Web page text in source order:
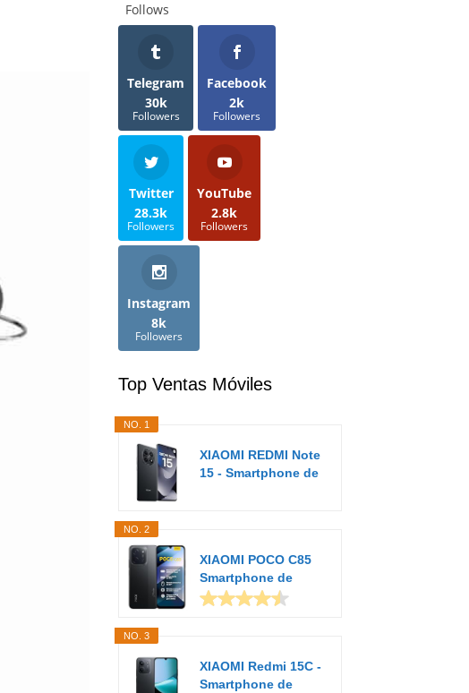
Follows
Telegram
30k
Followers
Facebook
2k
Followers
Twitter
28.3k
Followers
YouTube
2.8k
Followers
Instagram
8k
Followers
Top Ventas Móviles
NO. 1
XIAOMI REDMI Note
15 - Smartphone de
NO. 2
XIAOMI POCO C85
Smartphone de
6+128GB Negro...
NO. 3
XIAOMI Redmi 15C -
Smartphone de